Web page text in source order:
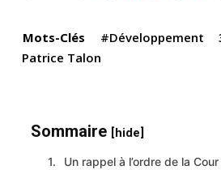
k
Mots-Clés #Développement
Patrice Talon
Sommaire [hide]
Un rappel à l’ordre de la